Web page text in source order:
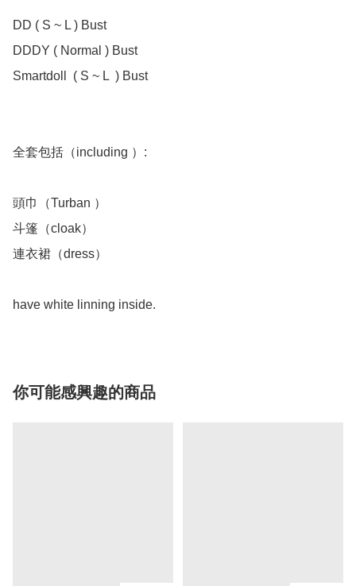
DD ( S ~ L ) Bust
DDDY ( Normal ) Bust
Smartdoll  ( S ~ L  ) Bust
全套包括（including ）:
頭巾（Turban ）
斗篷（cloak）
連衣裙（dress）
你可能感興趣的商品